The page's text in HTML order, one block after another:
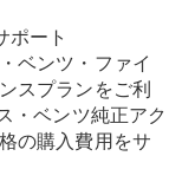
ポート
ベンツ・ファイ
スプランをご利
・ベンツ純正アク
の購入費用をサ